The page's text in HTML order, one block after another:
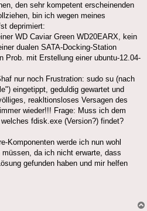
den sehr kompetent erscheinenden
bin ich wegen meines
deprimiert:
WD Caviar Green WD20EARX, kein
dualen SATA-Docking-Station
Prob. mit Erstellung einer ubuntu-12.04-
nur noch Frustration: sudo su (nach
eingetippt, geduldig gewartet und
reakltionsloses Versagen des
wieder!!! Frage: Muss ich dem
fdisk.exe (Version?) findet?
Komponenten werde ich nun wohl
da ich nicht erwarte, dass
gefunden haben und mir helfen